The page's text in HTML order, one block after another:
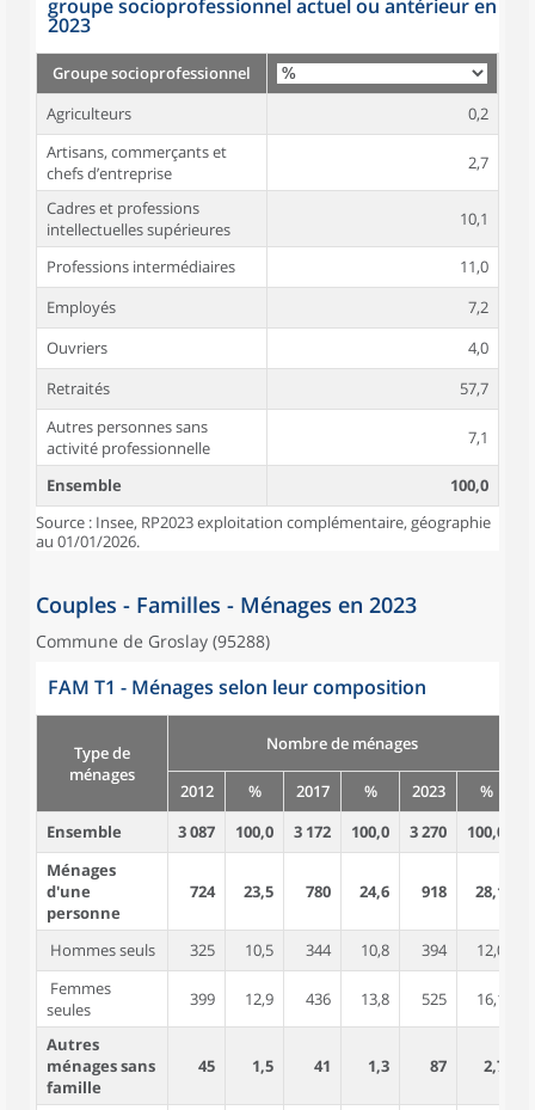
groupe socioprofessionnel actuel ou antérieur en
2023
Groupe socioprofessionnel
Agriculteurs
0,2
Artisans, commerçants et
chefs d’entreprise
2,7
Cadres et professions
intellectuelles supérieures
10,1
Professions intermédiaires
11,0
Employés
7,2
Ouvriers
4,0
Retraités
57,7
Autres personnes sans
activité professionnelle
7,1
Ensemble
100,0
Source : Insee, RP2023 exploitation complémentaire, géographie
au 01/01/2026.
Couples - Familles - Ménages en 2023
Commune de Groslay (95288)
FAM T1 - Ménages selon leur composition
Type de
ménages
Nombre de ménages
2012 % 2017 % 2023 %
Ensemble
3 087 100,0 3 172 100,0 3 270 100,0
Ménages
d'une
personne
724 23,5 780 24,6 918 28,1
Hommes seuls 325 10,5 344 10,8 394
12,0
Femmes
seules
399 12,9 436 13,8 525 16,1
Autres
ménages sans
famille
45 1,5 41 1,3 87 2,7